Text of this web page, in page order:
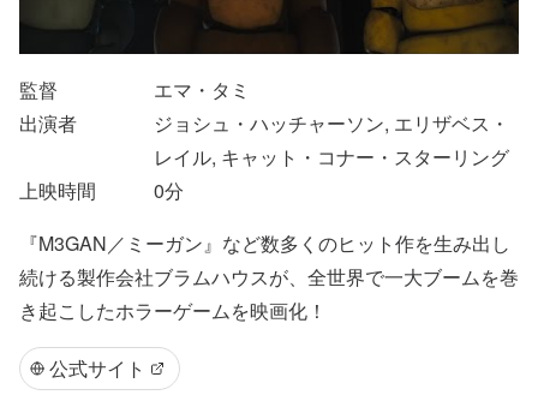
監督
エマ・タミ
出演者
ジョシュ・ハッチャーソン, エリザベス・
レイル, キャット・コナー・スターリング
上映時間
0分
『M3GAN／ミーガン』など数多くのヒット作を生み出し
続ける製作会社ブラムハウスが、全世界で一大ブームを巻
き起こしたホラーゲームを映画化！
公式サイト